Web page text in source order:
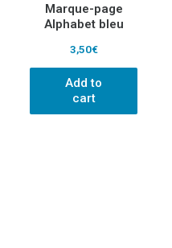
Marque-page
Alphabet bleu
3,50€
Add to
cart